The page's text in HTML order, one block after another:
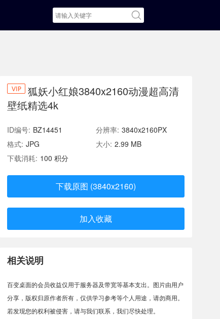
狐妖小红娘3840x2160动漫超高清
壁纸精选4k
ID编号: BZ14451 分辨率: 3840x2160PX
格式: JPG 大小: 2.99 MB
下载消耗: 100 积分
下载原图 (3840x2160)
加入收藏
相关说明
百变桌面的会员收益仅用于服务器及带宽等基本支出。图片由用户
分享，版权归原作者所有，仅供学习参考等个人用途，请勿商用。
若发现您的权利被侵害，请与我们联系，我们尽快处理。